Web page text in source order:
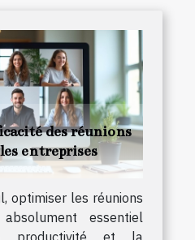
des réunions
entreprises
optimiser les réunions
essentiel
productivité et la